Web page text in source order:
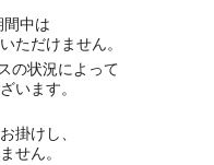
中は
ただけません。
の状況によって
います。
掛けし、
せん。